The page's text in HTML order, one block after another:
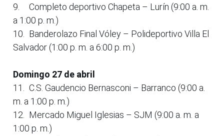
9.
Completo deportivo Chapeta – Lurín (9:00 a. m.
a 1:00 p. m.)
10. Banderolazo Final Vóley – Polideportivo Villa El
Salvador (1:00 p. m. a 6:00 p. m.)
Domingo 27 de abril
11. C.S. Gaudencio Bernasconi – Barranco (9:00 a.
m. a 1:00 p. m.)
12. Mercado Miguel Iglesias – SJM (9:00 a. m. a
1:00 p. m.)